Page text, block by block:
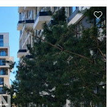
В будинку
комфорт навіть під
зручним
для життя. Ціна